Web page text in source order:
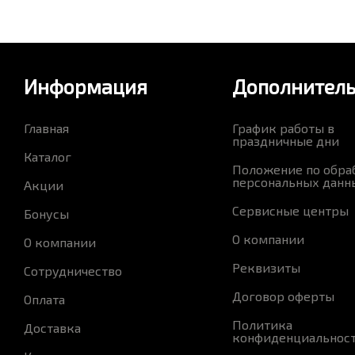
Информация
Главная
Каталог
Акции
Бонусы
О компании
Сотрудничество
Оплата
Доставка
График работы в
праздничные дни
Положение по
персональных
Сервисные центры
О компании
Реквизиты
Договор оферты
Политика